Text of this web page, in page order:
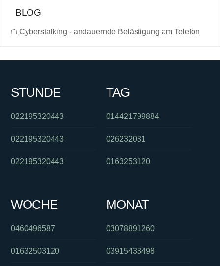
BLOG
☖ Cyberstalking - andauernde Belästigung am Telefon
STUNDE
022195320443
022195320443
022195320443
TAG
014421799884
026232031
0163253120
WOCHE
0460496587
01632503120
MONAT
03078891260
03915433498